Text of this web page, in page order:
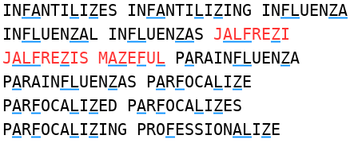
INFANTILIZES INFANTILIZING INFLUENZA
INFLUENZAL INFLUENZAS JALFREZI
JALFREZIS MAZEFUL PARAINFLUENZA
PARAINFLUENZAS PARFOCALIZE
PARFOCALIZED PARFOCALIZES
PARFOCALIZING PROFESSIONALIZE